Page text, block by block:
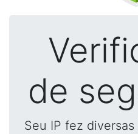
de
Seu IP fez